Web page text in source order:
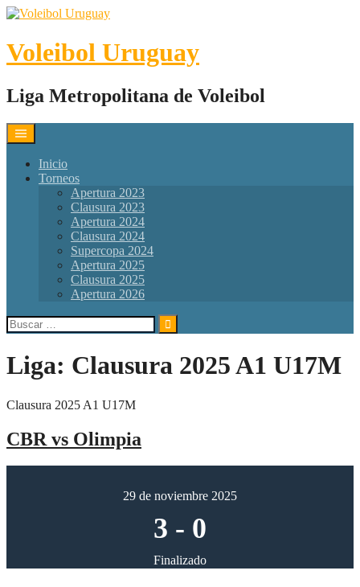
Skip
content
Voleibol Uruguay
Liga Metropolitana de Voleibol
Inicio
Torneos
Apertura 2023
Clausura 2023
Apertura 2024
Clausura 2024
Supercopa 2024
Apertura 2025
Clausura 2025
Apertura 2026
Buscar:
Liga: Clausura 2025 A1 U17M
Clausura 2025 A1 U17M
CBR vs Olimpia
29 de noviembre 2025
3 - 0
Finalizado